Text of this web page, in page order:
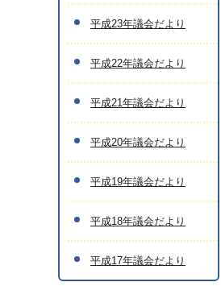
平成23年議会だより
平成22年議会だより
平成21年議会だより
平成20年議会だより
平成19年議会だより
平成18年議会だより
平成17年議会だより